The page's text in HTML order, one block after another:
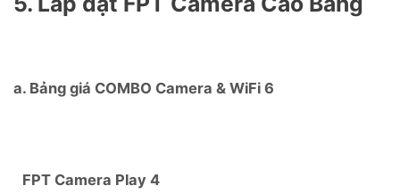
a. Bảng giá COMBO Camera & WiFi 6
FPT Camera Play 4